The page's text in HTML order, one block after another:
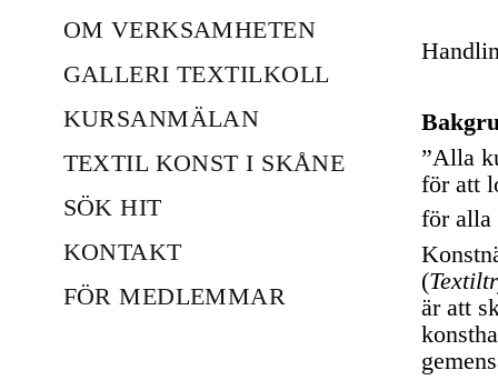
”Alla
för att
för alla
(
är att
OM VERKSAMHETEN
GALLERI TEXTILKOLL
KURSANMÄLAN
TEXTIL KONST I SKÅNE
SÖK HIT
KONTAKT
FÖR MEDLEMMAR